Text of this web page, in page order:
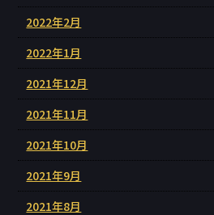
2022年2月
2022年1月
2021年12月
2021年11月
2021年10月
2021年9月
2021年8月